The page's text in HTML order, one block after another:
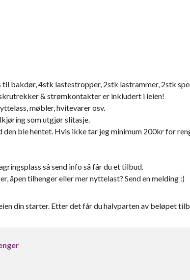
bakdør, 4stk lastestropper, 2stk lastrammer, 2stk
& strømkontakter er inkludert i leien!
møbler, hvitevarer osv.
som utgjør slitasje.
den ble hentet. Hvis ikke tar jeg minimum 200kr for
så send info så får du et tilbud.
åpen tilhenger eller mer nyttelast? Send en melding :)
din starter. Etter det får du halvparten av beløpet